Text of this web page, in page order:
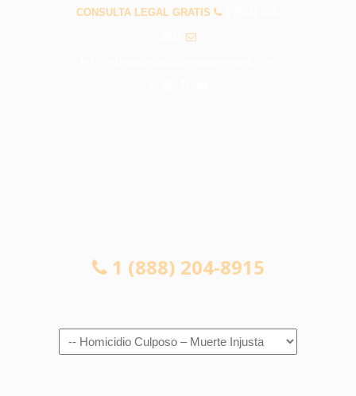
CONSULTA LEGAL GRATIS
1 (888) 204-8915
Navigation